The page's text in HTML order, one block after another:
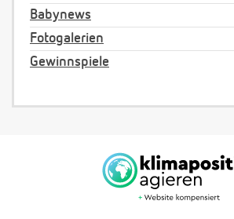
Babynews
Fotogalerien
Gewinnspiele